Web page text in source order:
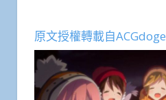
原文授權轉載自ACGdoge